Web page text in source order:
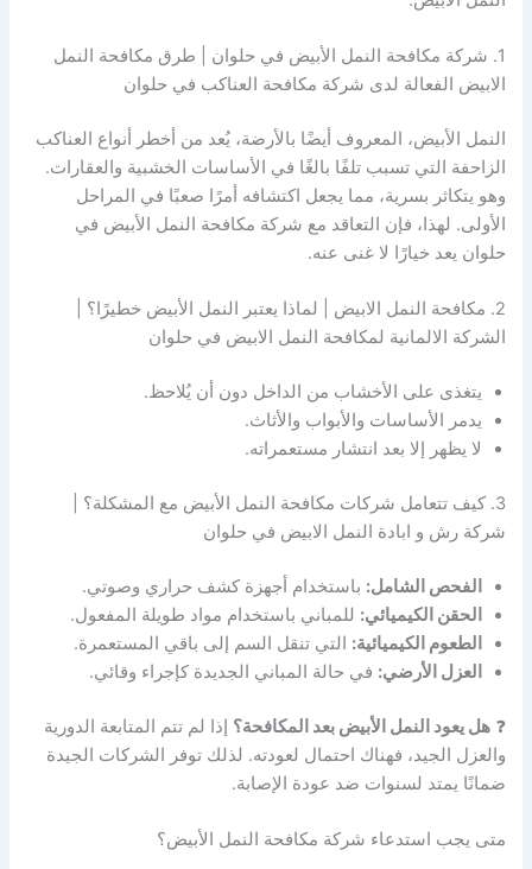
1. شركة مكافحة النمل الأبيض في حلوان | طرق مكافحة النمل
الابيض الفعالة لدى شركة مكافحة العناكب في حلوان
النمل الأبيض، المعروف أيضًا بالأرضة، يُعد من أخطر أنواع العناكب
الزاحفة التي تسبب تلفًا بالغًا في الأساسات الخشبية والعقارات.
وهو يتكاثر بسرية، مما يجعل اكتشافه أمرًا صعبًا في المراحل
الأولى. لهذا، فإن التعاقد مع شركة مكافحة النمل الأبيض في
حلوان يعد خيارًا لا غنى عنه.
2. مكافحة النمل الابيض | لماذا يعتبر النمل الأبيض خطيرًا؟ |
الشركة الالمانية لمكافحة النمل الابيض في حلوان
يتغذى على الأخشاب من الداخل دون أن يُلاحظ.
يدمر الأساسات والأبواب والأثاث.
لا يظهر إلا بعد انتشار مستعمراته.
3. كيف تتعامل شركات مكافحة النمل الأبيض مع المشكلة؟ |
شركة رش و ابادة النمل الابيض في حلوان
الفحص الشامل: باستخدام أجهزة كشف حراري وصوتي.
الحقن الكيميائي: للمباني باستخدام مواد طويلة المفعول.
الطعوم الكيميائية: التي تنقل السم إلى باقي المستعمرة.
العزل الأرضي: في حالة المباني الجديدة كإجراء وقائي.
❓هل يعود النمل الأبيض بعد المكافحة؟ إذا لم تتم المتابعة الدورية
والعزل الجيد، فهناك احتمال لعودته. لذلك توفر الشركات الجيدة
ضمانًا يمتد لسنوات ضد عودة الإصابة.
متى يجب استدعاء شركة مكافحة النمل الأبيض؟